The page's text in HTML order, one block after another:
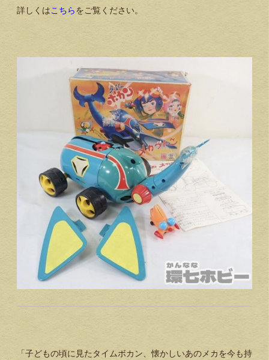
詳しくはこちらをご覧ください。
「子どもの頃に見たタイムボカン、懐かしいあのメカを今も持